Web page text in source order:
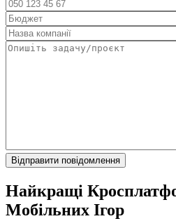
Найкращі
Мобільних Ігор